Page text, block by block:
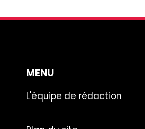
MENU
L'équipe de rédaction